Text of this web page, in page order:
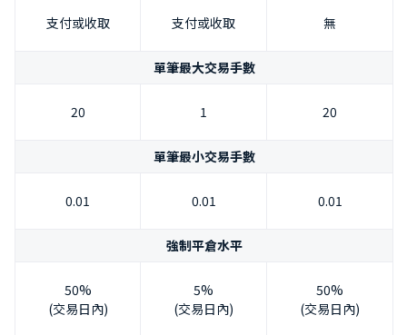
支付或收取 支付或收取 無
單筆最大交易手數
20 1 20
單筆最小交易手數
0.01 0.01 0.01
強制平倉水平
50%
(交易日內)
5%
(交易日內)
50%
(交易日內)